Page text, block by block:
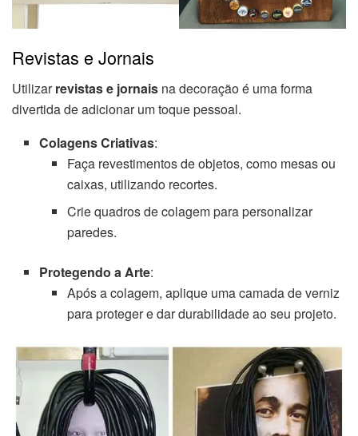
Revistas e Jornais
Utilizarrevistas e jornais na decoração é uma forma
divertida de adicionar um toque pessoal.
Colagens Criativas:
Faça revestimentos de objetos, como mesas ou
caixas, utilizando recortes.
Crie quadros de colagem para personalizar
paredes.
Protegendo a Arte:
Após a colagem, aplique uma camada de verniz
para proteger e dar durabilidade ao seu projeto.